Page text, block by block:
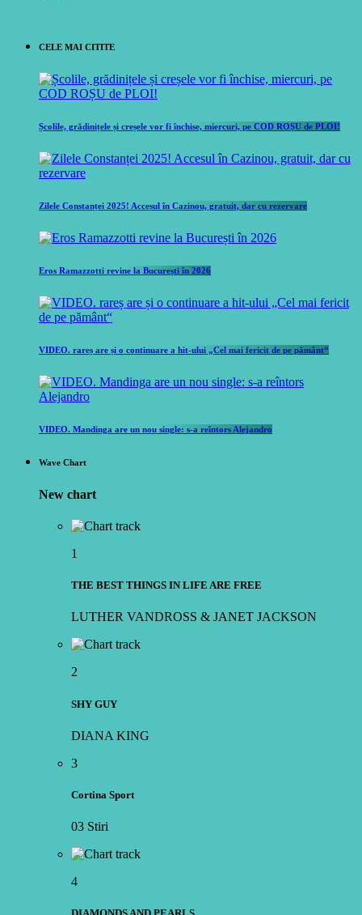
CELE MAI CITITE
Școlile, grădinițele și creșele vor fi închise, miercuri, pe COD ROȘU de PLOI!
Zilele Constanței 2025! Accesul în Cazinou, gratuit, dar cu rezervare
Eros Ramazzotti revine la București în 2026
VIDEO. rareș are și o continuare a hit-ului „Cel mai fericit de pe pământ“
VIDEO. Mandinga are un nou single: s-a reîntors Alejandro
Wave Chart
New chart
1
THE BEST THINGS IN LIFE ARE FREE
LUTHER VANDROSS & JANET JACKSON
2
SHY GUY
DIANA KING
3
Cortina Sport
03 Stiri
4